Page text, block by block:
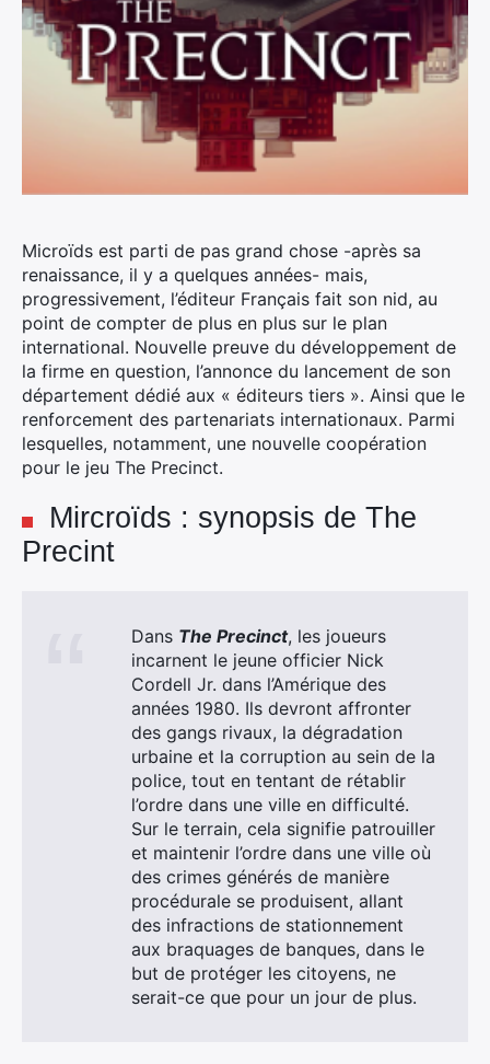
Microïds est parti de pas grand chose -après sa
renaissance, il y a quelques années- mais,
progressivement, l’éditeur Français fait son nid, au
point de compter de plus en plus sur le plan
international. Nouvelle preuve du développement de
la firme en question, l’annonce du lancement de son
département dédié aux « éditeurs tiers ». Ainsi que le
renforcement des partenariats internationaux. Parmi
lesquelles, notamment, une nouvelle coopération
pour le jeu The Precinct.
Mircroïds : synopsis de The
Precint
Dans The Precinct, les joueurs
incarnent le jeune officier Nick
Cordell Jr. dans l’Amérique des
années 1980. Ils devront affronter
des gangs rivaux, la dégradation
urbaine et la corruption au sein de la
police, tout en tentant de rétablir
l’ordre dans une ville en difficulté.
Sur le terrain, cela signifie patrouiller
et maintenir l’ordre dans une ville où
des crimes générés de manière
procédurale se produisent, allant
des infractions de stationnement
aux braquages de banques, dans le
but de protéger les citoyens, ne
serait-ce que pour un jour de plus.